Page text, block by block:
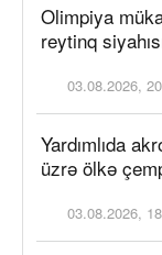
Olimpiya
reytinq
03.08.2026,
Yardımlıda
üzrə ölkə
03.08.2026,